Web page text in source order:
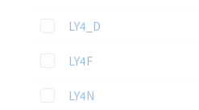
この資料を選択
LY4_D
この資料を選択
LY4F
この資料を選択
LY4N